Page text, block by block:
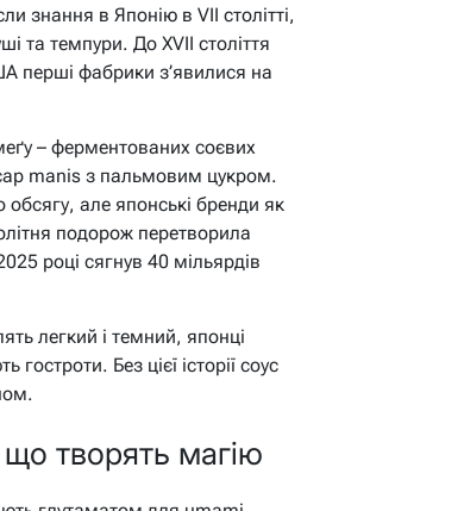
знання в Японію в VII столітті,
та темпури. До XVII століття
перші фабрики з’явилися на
– ферментованих соєвих
manis з пальмовим цукром.
але японські бренди як
подорож перетворила
році сягнув 40 мільярдів
легкий і темний, японці
Без цієї історії соус
що творять магію